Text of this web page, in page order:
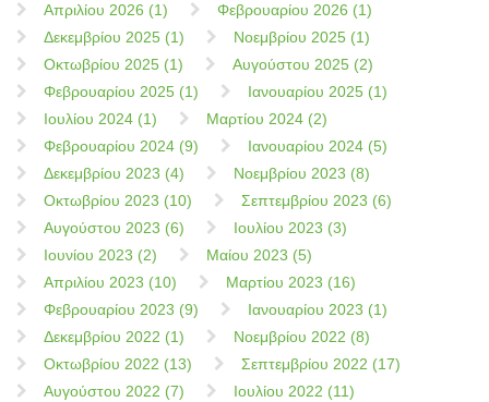
Απριλίου 2026 (1)
Φεβρουαρίου 2026 (1)
Δεκεμβρίου 2025 (1)
Νοεμβρίου 2025 (1)
Οκτωβρίου 2025 (1)
Αυγούστου 2025 (2)
Φεβρουαρίου 2025 (1)
Ιανουαρίου 2025 (1)
Ιουλίου 2024 (1)
Μαρτίου 2024 (2)
Φεβρουαρίου 2024 (9)
Ιανουαρίου 2024 (5)
Δεκεμβρίου 2023 (4)
Νοεμβρίου 2023 (8)
Οκτωβρίου 2023 (10)
Σεπτεμβρίου 2023 (6)
Αυγούστου 2023 (6)
Ιουλίου 2023 (3)
Ιουνίου 2023 (2)
Μαίου 2023 (5)
Απριλίου 2023 (10)
Μαρτίου 2023 (16)
Φεβρουαρίου 2023 (9)
Ιανουαρίου 2023 (1)
Δεκεμβρίου 2022 (1)
Νοεμβρίου 2022 (8)
Οκτωβρίου 2022 (13)
Σεπτεμβρίου 2022 (17)
Αυγούστου 2022 (7)
Ιουλίου 2022 (11)